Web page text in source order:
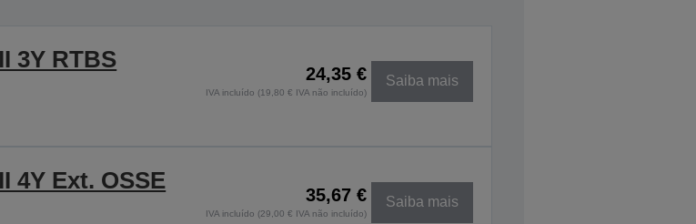
3Y RTBS
24,35 €
IVA incluído (19,80 € IVA não incluído)
Saiba mais
4Y Ext. OSSE
35,67 €
IVA incluído (29,00 € IVA não incluído)
Saiba mais